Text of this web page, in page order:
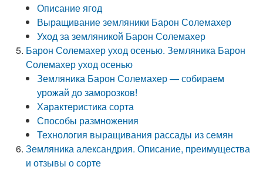
Описание ягод
Выращивание земляники Барон Солемахер
Уход за земляникой Барон Солемахер
Барон Солемахер уход осенью. Земляника Барон
Солемахер уход осенью
Земляника Барон Солемахер — собираем
урожай до заморозков!
Характеристика сорта
Способы размножения
Технология выращивания рассады из семян
Земляника александрия. Описание, преимущества
и отзывы о сорте